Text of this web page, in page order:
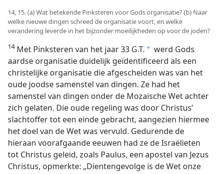
14, 15. (a) Wat betekende Pinksteren voor Gods organisatie? (b) Naar
welke nieuwe dingen schreed de organisatie voort, en welke
verandering leverde in het bijzonder moeilijkheden op voor de joden?
14Met Pinksteren van het jaar 33 G.T. a werd Gods
aardse organisatie duidelijk geïdentificeerd als een
christelijke organisatie die afgescheiden was van het
oude joodse samenstel van dingen. Ze had het
samenstel van dingen onder de Mozaïsche Wet achter
zich gelaten. Die oude regeling was door Christus’
slachtoffer tot een einde gebracht, aangezien hiermee
het doel van de Wet was vervuld. Gedurende de
hieraan voorafgaande eeuwen had ze de Israëlieten
tot Christus geleid, zoals Paulus, een apostel van Jezus
Christus, opmerkte: „Dientengevolge is de Wet onze